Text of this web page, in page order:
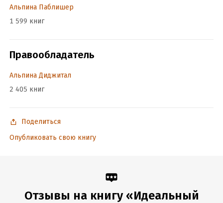
Время на чтение:5
Альпина Паблишер
1 599 книг
Правообладатель
Альпина Диджитал
2 405 книг
Поделиться
Опубликовать свою книгу
Отзывы на книгу «Идеальный